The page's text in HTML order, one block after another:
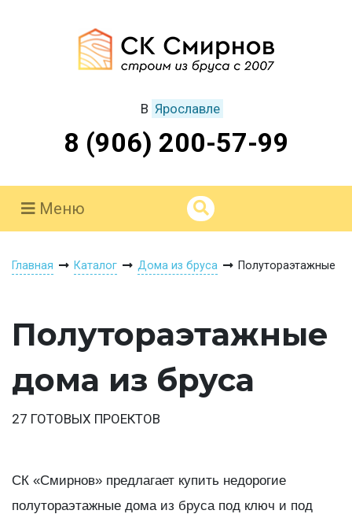
В Ярославле
8 (906) 200-57-99
Меню
Главная Каталог Дома из бруса Полутораэтажные
Полутораэтажные
дома из бруса
27 ГОТОВЫХ ПРОЕКТОВ
СК «Смирнов» предлагает купить недорогие
полутораэтажные дома из бруса под ключ и под